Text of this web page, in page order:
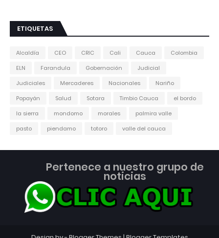
ETIQUETAS
Alcaldía CEO CRIC Cali Cauca
Colombia
ELN
Farandula Gobernación
Judicial
Judiciales
Mercaderes Nacionales
Nariño
Popayán
Salud Sotara Timbio Cauca
el bordo
la sierra
mondomo morales
palmira valle
pasto
piendamo totoro valle del cauca
Pertenece a nuestro grupo de
noticias